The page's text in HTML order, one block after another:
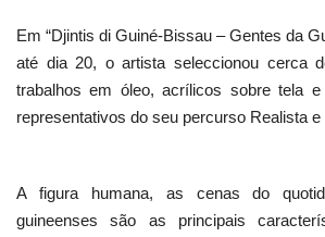
Em “Djintis di Guiné-Bissau – Gentes da
até dia 20, o artista seleccionou cerca
trabalhos em óleo, acrílicos sobre tela
representativos do seu percurso Realista e
A figura humana, as cenas do
guineenses são as principais